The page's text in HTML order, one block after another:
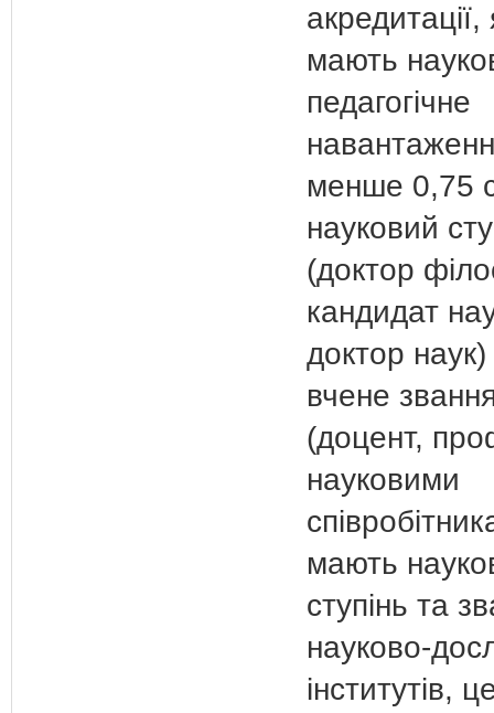
акредитації,
мають
педагогічне
менше 0,75
науковий
(доктор
кандидат
доктор наук)
вчене
(доцент,
науковими
мають
ступінь та
науково-
інститутів,